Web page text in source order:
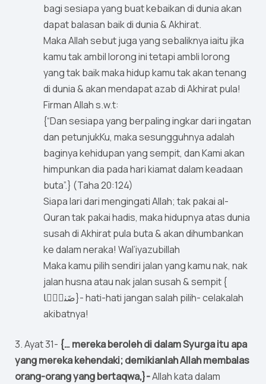
bagi sesiapa yang buat kebaikan di dunia akan
dapat balasan baik di dunia & Akhirat.
Maka Allah sebut juga yang sebaliknya iaitu jika
kamu tak ambil lorong ini tetapi ambli lorong
yang tak baik maka hidup kamu tak akan tenang
di dunia & akan mendapat azab di Akhirat pula!
Firman Allah s.w.t:
{“Dan sesiapa yang berpaling ingkar dari ingatan
dan petunjukKu, maka sesungguhnya adalah
baginya kehidupan yang sempit, dan Kami akan
himpunkan dia pada hari kiamat dalam keadaan
buta”.} (Taha 20:124)
Siapa lari dari mengingati Allah; tak pakai al-
Quran tak pakai hadis, maka hidupnya atas dunia
susah di Akhirat pula buta & akan dihumbankan
ke dalam neraka! Wal’iyazubillah
Maka kamu pilih sendiri jalan yang kamu nak, nak
jalan husna atau nak jalan susah & sempit {
ضَنكًۭا}- hati-hati jangan salah pilih- celakalah
akibatnya!
3. Ayat 31- {… mereka beroleh di dalam Syurga itu apa
yang mereka kehendaki; demikianlah Allah membalas
orang-orang yang bertaqwa,}-Allah kata dalam